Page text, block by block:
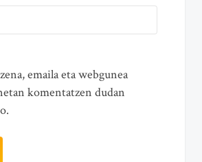
emaila eta webgunea
komentatzen dudan